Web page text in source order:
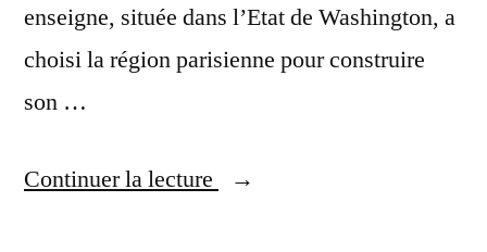
enseigne, située dans l’Etat de Washington, a
choisi la région parisienne pour construire
son …
Continuer la lecture